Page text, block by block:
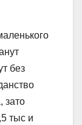
без
зато
тыс и